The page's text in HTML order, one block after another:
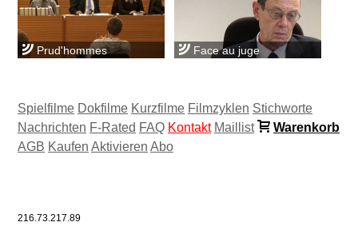
Prud'hommes Face au juge
Spielfilme Dokfilme Kurzfilme Filmzyklen Stichworte
Nachrichten F-Rated FAQ Kontakt Maillist
Warenkorb
AGB Kaufen Aktivieren Abo
216.73.217.89